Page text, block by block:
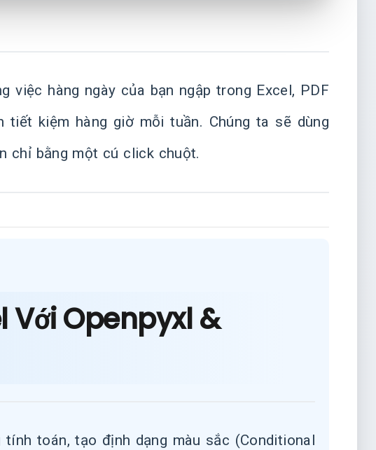
việc hàng ngày của bạn ngập trong Excel, PDF
kiệm hàng giờ mỗi tuần. Chúng ta sẽ dùng
chỉ bằng một cú click chuột.
Với Openpyxl &
toán, tạo định dạng màu sắc (Conditional